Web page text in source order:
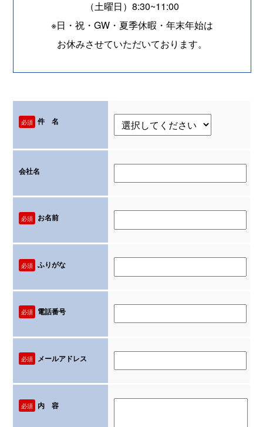
（土曜日）8:30~11:00
※日・祝・GW・夏季休暇・年末年始は
お休みさせていただいております。
必須 件 名
会社名
必須 お名前
必須 ふりがな
必須 電話番号
必須 メールアドレス
必須 内 容